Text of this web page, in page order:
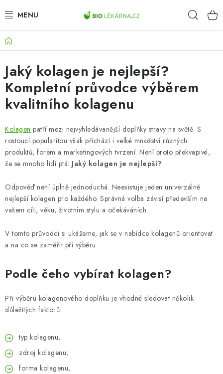
na
AKCE
DOPLŇKY STRAVY
PŘÍRODNÍ KOSMETIKA
ZDRAVÉ POTRAVINY
ZDRAVOTNÍ OKRUHY
GDPR
Obchodní podmínky Kontakty
Slovník pojmů
Mapa serveru
Domů
Jaký kolagen je nejlepší?
Kompletní průvodce výběrem
kvalitního kolagenu
Kolagen patří mezi nejvyhledávanější doplňky stravy na světě. S
rostoucí popularitou však přichází i velké množství různých
produktů, forem a marketingových tvrzení. Není proto překvapivé,
že se mnoho lidí ptá: Jaký kolagen je nejlepší?
Odpověď není úplně jednoduchá. Neexistuje jeden univerzálně
nejlepší kolagen pro každého. Správná volba závisí především na
vašem cíli, věku, životním stylu a očekáváních.
V tomto průvodci si ukážeme, jak se v nabídce kolagenů orientovat
a na co se zaměřit při výběru.
Podle čeho vybírat kolagen?
Při výběru kolagenového doplňku je vhodné sledovat několik
důležitých faktorů:
typ kolagenu,
zdroj kolagenu,
forma kolagenu,